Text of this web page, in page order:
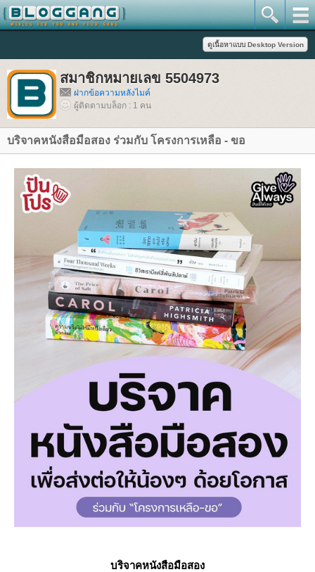
สมาชิกหมายเลข 5504973
ฝากข้อความหลังไมค์
ผู้ติดตามบล็อก : 1 คน
บริจาคหนังสือมือสอง ร่วมกับ โครงการเหลือ - ขอ
บริจาคหนังสือมือสอง